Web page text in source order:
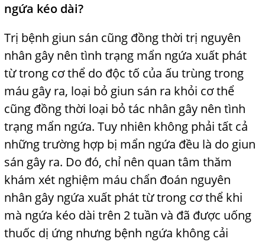
ngứa kéo dài?
Trị bệnh giun sán cũng đồng thời trị nguyên
nhân gây nên tình trạng mẩn ngứa xuất phát
từ trong cơ thể do độc tố của ấu trùng trong
máu gây ra, loại bỏ giun sán ra khỏi cơ thể
cũng đồng thời loại bỏ tác nhân gây nên tình
trạng mẩn ngứa. Tuy nhiên không phải tất cả
những trường hợp bị mẩn ngứa đều là do giun
sán gây ra. Do đó, chỉ nên quan tâm thăm
khám xét nghiệm máu chẩn đoán nguyên
nhân gây ngứa xuất phát từ trong cơ thể khi
mà ngứa kéo dài trên 2 tuần và đã được uống
thuốc dị ứng nhưng bệnh ngứa không cải